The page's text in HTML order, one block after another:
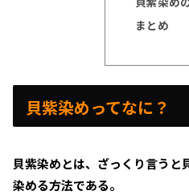
まとめ
貝紫染めってなに？
貝紫染めとは、ざっくり言うと
染める方法である。